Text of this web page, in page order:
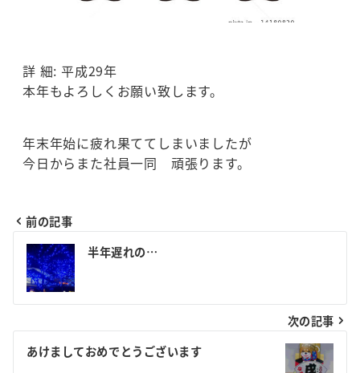
詳 細: 平成29年
本年もよろしくお願い致します。
年末年始に疲れ果ててしまいましたが
今日からまた社員一同 頑張ります。
投
稿
ナ
ビ
ゲ
前の記事
半年遅れの…
次の記事
あけましておめでとうございます